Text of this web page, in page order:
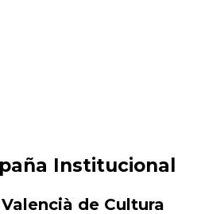
Institucional
de Cultura